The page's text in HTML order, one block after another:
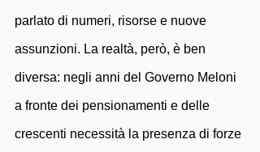
parlato di numeri, risorse e nuove
assunzioni. La realtà, però, è ben
diversa: negli anni del Governo Meloni
a fronte dei pensionamenti e delle
crescenti necessità la presenza di forze